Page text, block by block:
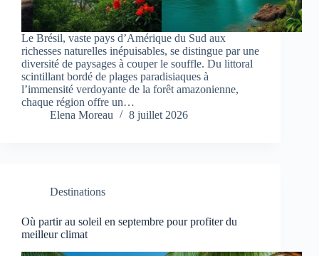
Le Brésil, vaste pays d’Amérique du Sud aux
richesses naturelles inépuisables, se distingue par une
diversité de paysages à couper le souffle. Du littoral
scintillant bordé de plages paradisiaques à
l’immensité verdoyante de la forêt amazonienne,
chaque région offre un…
Elena Moreau
8 juillet 2026
Destinations
Où partir au soleil en septembre pour profiter du
meilleur climat